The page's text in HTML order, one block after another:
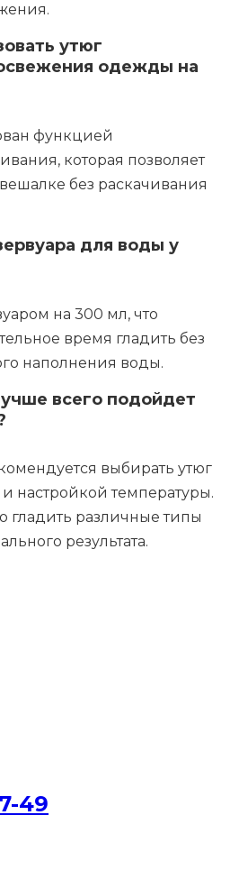
утюг
одежды на
функцией
которая позволяет
без раскачивания
для воды у
на 300 мл, что
время гладить без
наполнения воды.
всего подойдет
выбирать утюг
настройкой температуры.
гладить различные типы
результата.
49